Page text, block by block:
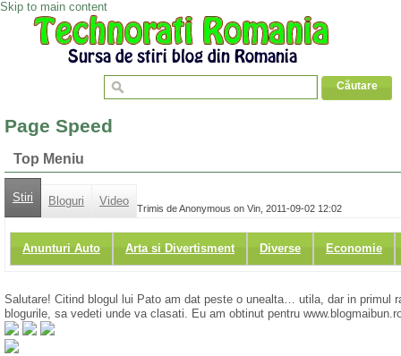
Skip to main content
Page Speed
Top Meniu
Stiri Bloguri Video
Anunturi Auto Arta si Divertisment Diverse Economie
Trimis de Anonymous on Vin, 2011-09-02 12:02
Salutare! Citind blogul lui Pato am dat peste o unealta… utila, dar in primul
blogurile, sa vedeti unde va clasati. Eu am obtinut pentru